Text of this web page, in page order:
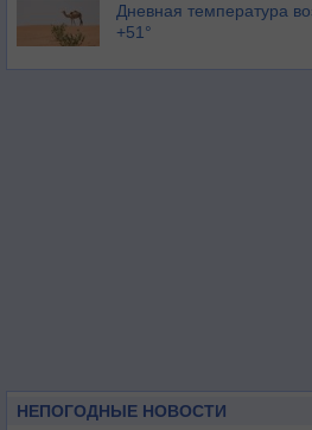
Дневная температура
+51°
НЕПОГОДНЫЕ НОВОСТИ